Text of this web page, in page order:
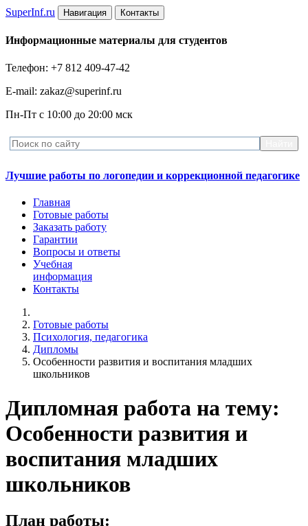
SuperInf.ru Навигация Контакты
Информационные материалы для студентов
Телефон: +7 812 409-47-42
E-mail: zakaz@superinf.ru
Пн-Пт с 10:00 до 20:00 мск
Лучшие работы по логопедии и коррекционной педагогике
Главная
Готовые работы
Заказать работу
Гарантии
Вопросы и ответы
Учебная
информация
Контакты
Готовые работы
Психология, педагогика
Дипломы
Особенности развития и воспитания младших
школьников
Дипломная работа на тему:
Особенности развития и
воспитания младших
школьников
План работы: